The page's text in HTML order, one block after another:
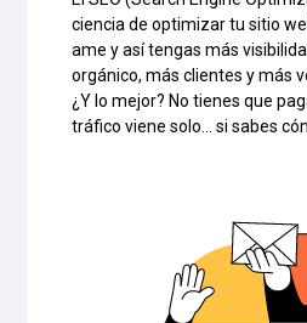
ciencia de optimizar tu sitio
ame y así tengas más
orgánico, más clientes y más
¿Y lo mejor? No tienes que
tráfico viene solo… si sabes